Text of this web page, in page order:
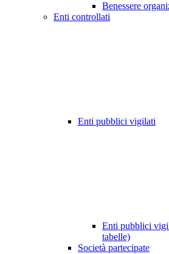
Benessere
Enti controllati
Enti pubblici vigilati
Enti pubblici
tabelle)
Società partecipate